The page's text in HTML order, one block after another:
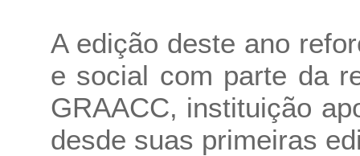
A edição deste ano
e social com parte da
GRAACC, instituição
desde suas primeiras